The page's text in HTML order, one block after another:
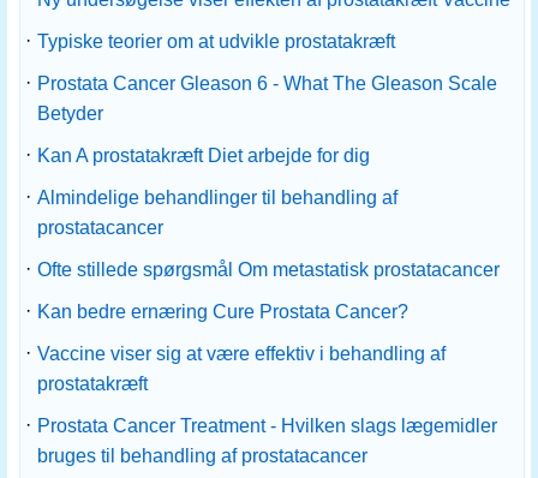
· Typiske teorier om at udvikle prostatakræft
· Prostata Cancer Gleason 6 - What The Gleason Scale
Betyder
· Kan A prostatakræft Diet arbejde for dig
· Almindelige behandlinger til behandling af
prostatacancer
· Ofte stillede spørgsmål Om metastatisk prostatacancer
· Kan bedre ernæring Cure Prostata Cancer?
· Vaccine viser sig at være effektiv i behandling af
prostatakræft
· Prostata Cancer Treatment - Hvilken slags lægemidler
bruges til behandling af prostatacancer